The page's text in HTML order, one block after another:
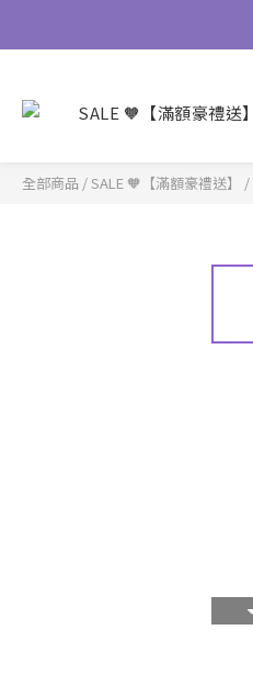
SALE 🧡【滿額豪禮送】
全部商品 /SALE 🧡【滿額豪禮送】 /